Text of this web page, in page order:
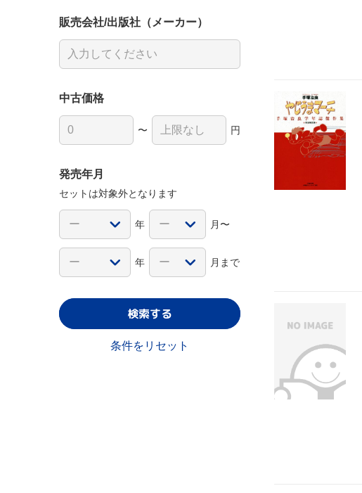
販売会社/出版社（メーカー）
中古価格
〜 円
発売年月
セットは対象外となります
年 月〜
年 月まで
検索する
条件をリセット